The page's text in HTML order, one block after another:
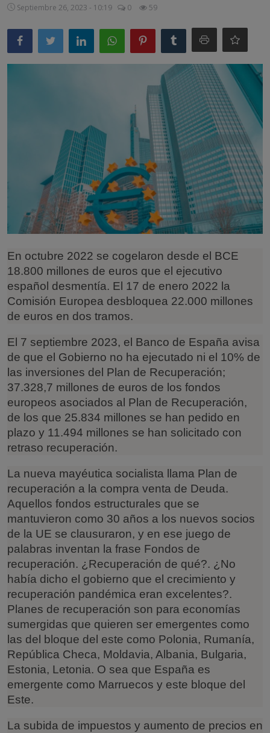
Cultura
Septiembre 26, 2023 - 10:19 0 59
En octubre 2022 se cogelaron desde el BCE
18.800 millones de euros que el ejecutivo
español desmentía. El 17 de enero 2022 la
Comisión Europea desbloquea 22.000 millones
de euros en dos tramos.
El 7 septiembre 2023, el Banco de España avisa
de que el Gobierno no ha ejecutado ni el 10% de
las inversiones del Plan de Recuperación;
37.328,7 millones de euros de los fondos
europeos asociados al Plan de Recuperación,
de los que 25.834 millones se han pedido en
plazo y 11.494 millones se han solicitado con
retraso recuperación.
La nueva mayéutica socialista llama Plan de
recuperación a la compra venta de Deuda.
Aquellos fondos estructurales que se
mantuvieron como 30 años a los nuevos socios
de la UE se clausuraron, y en ese juego de
palabras inventan la frase Fondos de
recuperación. ¿Recuperación de qué?. ¿No
había dicho el gobierno que el crecimiento y
recuperación pandémica eran excelentes?.
Planes de recuperación son para economías
sumergidas que quieren ser emergentes como
las del bloque del este como Polonia, Rumanía,
República Checa, Moldavia, Albania, Bulgaria,
Estonia, Letonia. O sea que España es
emergente como Marruecos y este bloque del
Este.
La subida de impuestos y aumento de precios en